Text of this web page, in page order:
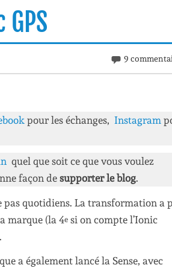
9
pour les échanges, Instagram
quel que soit ce que vous voulez
façon de supporter le blog.
pas quotidiens. La transformation a
marque (la 4e si on compte l’Ionic
a également lancé la Sense, avec